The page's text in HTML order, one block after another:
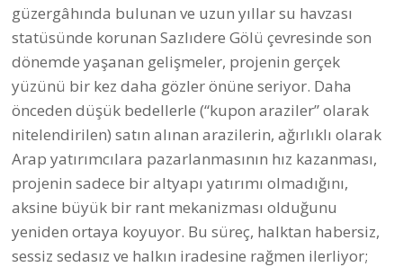
güzergâhında bulunan ve uzun yıllar su havzası
statüsünde korunan Sazlıdere Gölü çevresinde son
dönemde yaşanan gelişmeler, projenin gerçek
yüzünü bir kez daha gözler önüne seriyor. Daha
önceden düşük bedellerle (“kupon araziler” olarak
nitelendirilen) satın alınan arazilerin, ağırlıklı olarak
Arap yatırımcılara pazarlanmasının hız kazanması,
projenin sadece bir altyapı yatırımı olmadığını,
aksine büyük bir rant mekanizması olduğunu
yeniden ortaya koyuyor. Bu süreç, halktan habersiz,
sessiz sedasız ve halkın iradesine rağmen ilerliyor;